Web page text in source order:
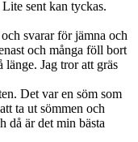
sent kan tyckas.
svarar för jämna och
och många föll bort
Jag tror att gräs
Det var en söm som
ta ut sömmen och
då är det min bästa